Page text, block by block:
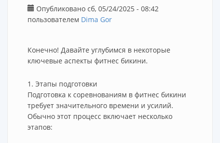
Опубликовано сб, 05/24/2025 - 08:42
пользователем Dima Gor
Конечно! Давайте углубимся в некоторые
ключевые аспекты фитнес бикини.
1. Этапы подготовки
Подготовка к соревнованиям в фитнес бикини
требует значительного времени и усилий.
Обычно этот процесс включает несколько
этапов: